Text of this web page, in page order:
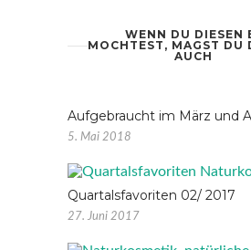
WENN DU DIESEN
MOCHTEST, MAGST DU
AUCH
Aufgebraucht im März und
5. Mai 2018
Quartalsfavoriten 02/ 2017
27. Juni 2017